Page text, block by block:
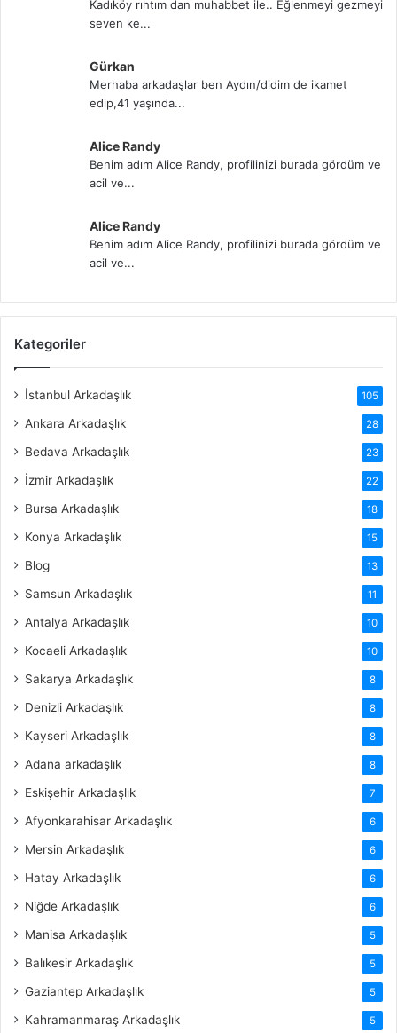
Kadıköy rıhtım dan muhabbet ile.. Eğlenmeyi gezmeyi
seven ke...
Gürkan
Merhaba arkadaşlar ben Aydın/didim de ikamet
edip,41 yaşında...
Alice Randy
Benim adım Alice Randy, profilinizi burada gördüm ve
acil ve...
Alice Randy
Benim adım Alice Randy, profilinizi burada gördüm ve
acil ve...
Kategoriler
İstanbul Arkadaşlık 105
Ankara Arkadaşlık 28
Bedava Arkadaşlık 23
İzmir Arkadaşlık 22
Bursa Arkadaşlık 18
Konya Arkadaşlık 15
Blog 13
Samsun Arkadaşlık 11
Antalya Arkadaşlık 10
Kocaeli Arkadaşlık 10
Sakarya Arkadaşlık 8
Denizli Arkadaşlık 8
Kayseri Arkadaşlık 8
Adana arkadaşlık 8
Eskişehir Arkadaşlık 7
Afyonkarahisar Arkadaşlık 6
Mersin Arkadaşlık 6
Hatay Arkadaşlık 6
Niğde Arkadaşlık 6
Manisa Arkadaşlık 5
Balıkesir Arkadaşlık 5
Gaziantep Arkadaşlık 5
Kahramanmaraş Arkadaşlık 5